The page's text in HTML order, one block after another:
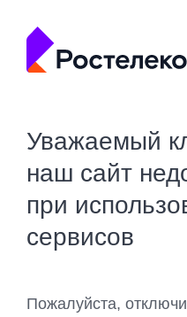
Уважаемый
наш сайт
при
сервисов
Пожалуйста,